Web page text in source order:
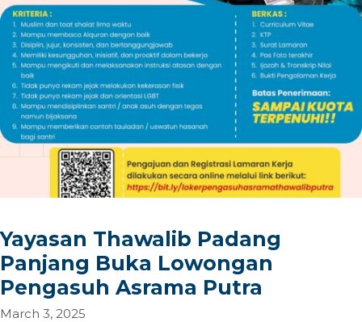
Yayasan Thawalib Padang
Panjang Buka Lowongan
Pengasuh Asrama Putra
March 3, 2025